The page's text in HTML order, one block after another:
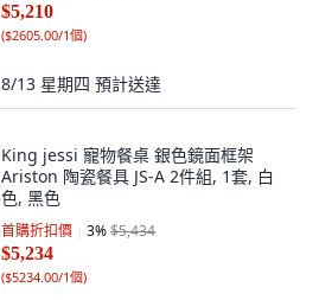
$5,210
($2605.00/1個)
8/13 星期四 預計送達
King jessi 寵物餐桌 銀色鏡面框架
Ariston 陶瓷餐具 JS-A 2件組, 1套, 白
色, 黑色
首購折扣價 3%$5,434
$5,234
($5234.00/1個)